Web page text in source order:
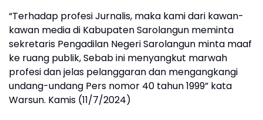
“Terhadap profesi Jurnalis, maka kami dari kawan-
kawan media di Kabupaten Sarolangun meminta
sekretaris Pengadilan Negeri Sarolangun minta maaf
ke ruang publik, Sebab ini menyangkut marwah
profesi dan jelas pelanggaran dan mengangkangi
undang-undang Pers nomor 40 tahun 1999” kata
Warsun. Kamis (11/7/2024)